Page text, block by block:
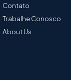
Contato
Trabalhe Conosco
About Us